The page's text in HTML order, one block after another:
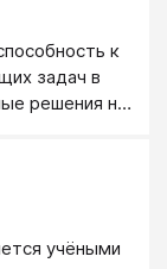
к
задач в
решения не
не значит,
решения в
учёными